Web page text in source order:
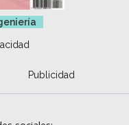
Publicidad